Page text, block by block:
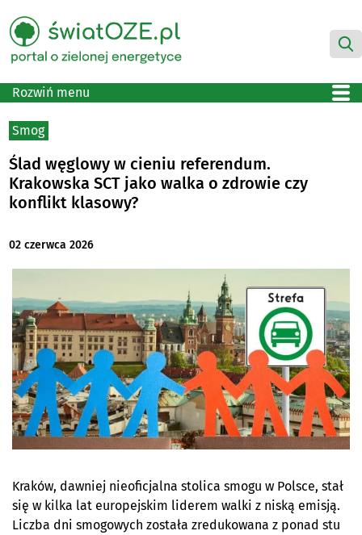
Rozwiń menu
Smog
Ślad węglowy w cieniu referendum.
Krakowska SCT jako walka o zdrowie czy
konflikt klasowy?
02 czerwca 2026
Kraków, dawniej nieoficjalna stolica smogu w Polsce, stał
się w kilka lat europejskim liderem walki z niską emisją.
Liczba dni smogowych została zredukowana z ponad stu